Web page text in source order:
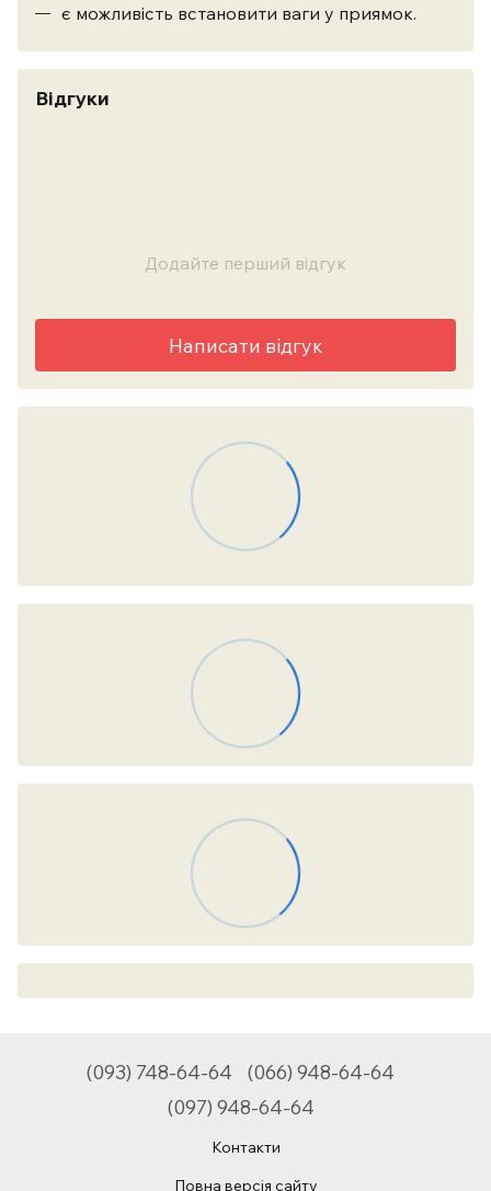
є можливість встановити ваги у приямок.
Відгуки
Додайте перший відгук
Написати відгук
(093) 748-64-64
(066) 948-64-64
(097) 948-64-64
Контакти
Повна версія сайту